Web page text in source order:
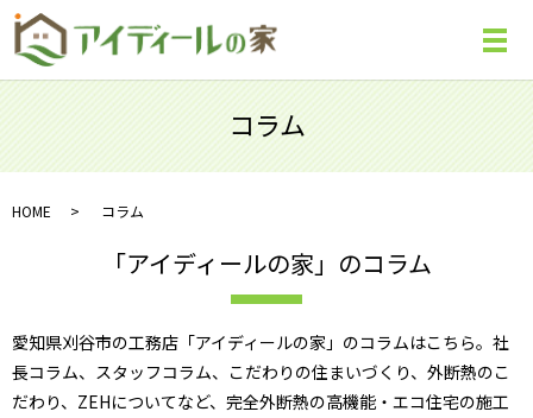
メ
コラム
HOME コラム
「アイディールの家」のコラム
愛知県刈谷市の工務店「アイディールの家」のコラムはこちら。社
長コラム、スタッフコラム、こだわりの住まいづくり、外断熱のこ
だわり、ZEHについてなど、完全外断熱の高機能・エコ住宅の施工